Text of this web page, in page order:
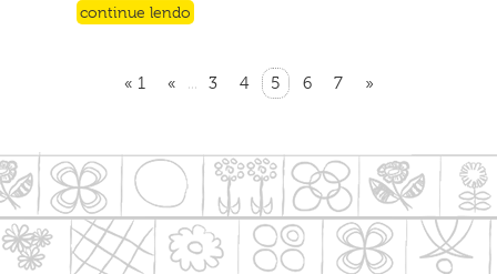
continue lendo
« 1 « ... 3 4 5 6 7 »